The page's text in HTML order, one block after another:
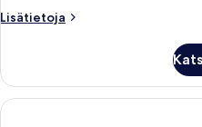
huone
kuvat
Lisätietoja
Lisätietoja
economy-
huone